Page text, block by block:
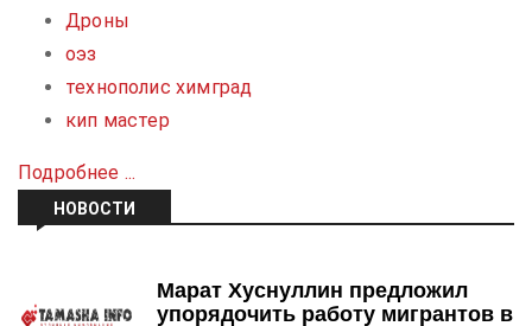
Дроны
оэз
технополис химград
кип мастер
Подробнее ...
НОВОСТИ
Марат Хуснуллин предложил
упорядочить работу мигрантов в